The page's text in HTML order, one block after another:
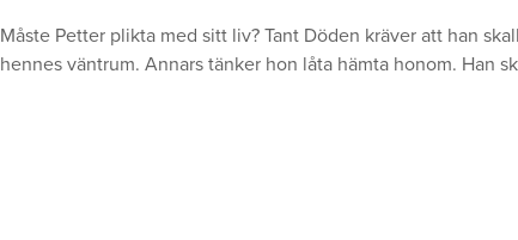
Måste Petter plikta med sitt liv? Tant Döden kräver att han
hennes väntrum. Annars tänker hon låta hämta honom. Han